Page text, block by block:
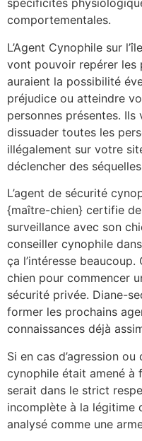
spécificités
comportementales.
L’Agent Cynophile sur
vont pouvoir repérer les
auraient la possibilité
préjudice ou atteindre
personnes présentes.
dissuader toutes les
illégalement sur votre
déclencher des
L’agent de sécurité
{maître-chien} certifie
surveillance avec son
conseiller cynophile
ça l’intéresse
chien pour commencer
sécurité privée. Diane-
former les prochains
connaissances déjà
Si en cas d’agression ou
cynophile était amené à
serait dans le strict
incomplète à la légitime
analysé comme une